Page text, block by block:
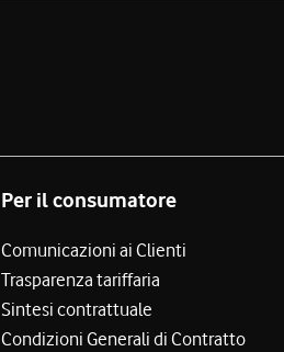
Per il consumatore
Comunicazioni ai Clienti
Trasparenza tariffaria
Sintesi contrattuale
Condizioni Generali di Contratto